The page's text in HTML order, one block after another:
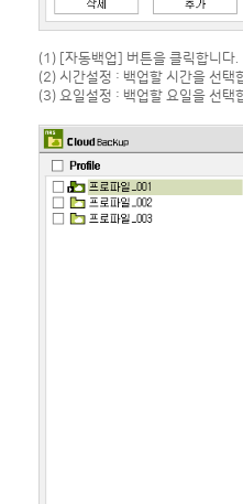
(1) [자동백업] 버튼을 클릭합니다.
(2) 시간설정 : 백업할 시간을 선택
(3) 요일설정 : 백업할 요일을 선택